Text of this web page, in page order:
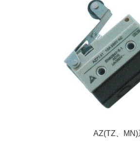
AZ(TZ、MN)